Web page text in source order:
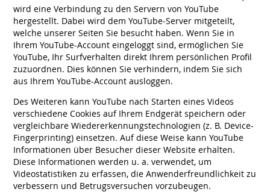
wird eine Verbindung zu den Servern von YouTube
hergestellt. Dabei wird dem YouTube-Server mitgeteilt,
welche unserer Seiten Sie besucht haben. Wenn Sie in
Ihrem YouTube-Account eingeloggt sind, ermöglichen Sie
YouTube, Ihr Surfverhalten direkt Ihrem persönlichen Profil
zuzuordnen. Dies können Sie verhindern, indem Sie sich
aus Ihrem YouTube-Account ausloggen.
Des Weiteren kann YouTube nach Starten eines Videos
verschiedene Cookies auf Ihrem Endgerät speichern oder
vergleichbare Wiedererkennungstechnologien (z. B. Device-
Fingerprinting) einsetzen. Auf diese Weise kann YouTube
Informationen über Besucher dieser Website erhalten.
Diese Informationen werden u. a. verwendet, um
Videostatistiken zu erfassen, die Anwenderfreundlichkeit zu
verbessern und Betrugsversuchen vorzubeugen.